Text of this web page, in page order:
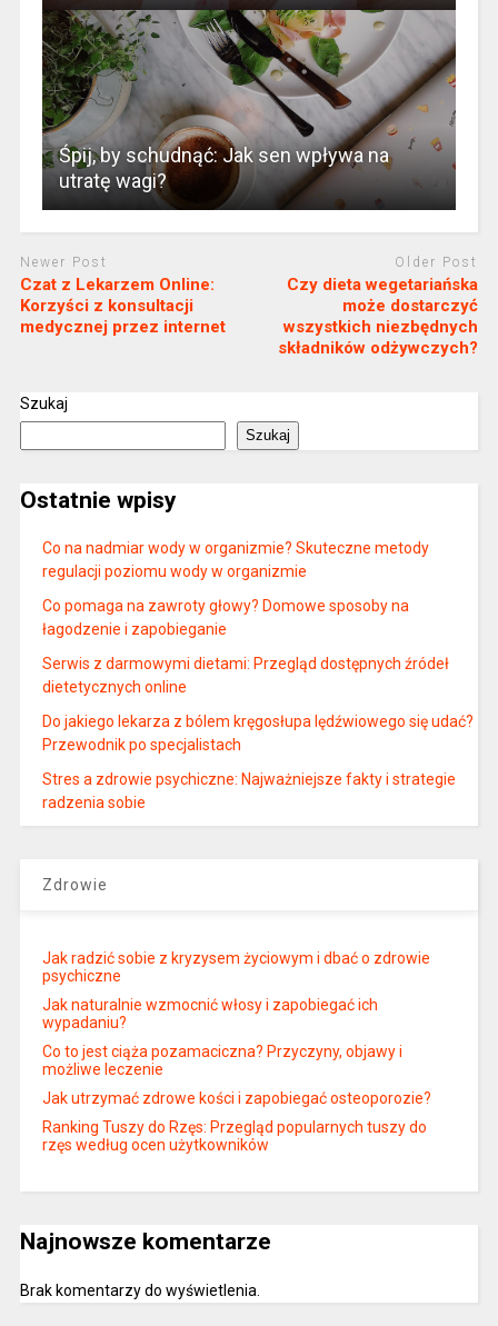
Śpij, by schudnąć: Jak sen wpływa na
utratę wagi?
Newer Post
Czat z Lekarzem Online:
Korzyści z konsultacji
medycznej przez internet
Older Post
Czy dieta wegetariańska
może dostarczyć
wszystkich niezbędnych
składników odżywczych?
Szukaj
Szukaj
Ostatnie wpisy
Co na nadmiar wody w organizmie? Skuteczne metody
regulacji poziomu wody w organizmie
Co pomaga na zawroty głowy? Domowe sposoby na
łagodzenie i zapobieganie
Serwis z darmowymi dietami: Przegląd dostępnych źródeł
dietetycznych online
Do jakiego lekarza z bólem kręgosłupa lędźwiowego się udać?
Przewodnik po specjalistach
Stres a zdrowie psychiczne: Najważniejsze fakty i strategie
radzenia sobie
Zdrowie
Jak radzić sobie z kryzysem życiowym i dbać o zdrowie
psychiczne
Jak naturalnie wzmocnić włosy i zapobiegać ich
wypadaniu?
Co to jest ciąża pozamaciczna? Przyczyny, objawy i
możliwe leczenie
Jak utrzymać zdrowe kości i zapobiegać osteoporozie?
Ranking Tuszy do Rzęs: Przegląd popularnych tuszy do
rzęs według ocen użytkowników
Najnowsze komentarze
Brak komentarzy do wyświetlenia.